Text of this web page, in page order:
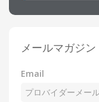
メールマガジン
Email